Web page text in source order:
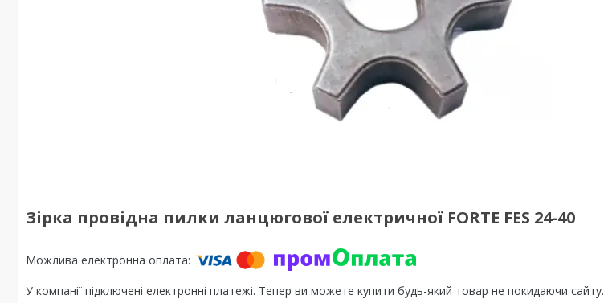
Зірка провідна пилки ланцюгової електричної FORTE FES 24-40
У компанії підключені електронні платежі. Тепер ви можете купити будь-який товар не покидаючи сайту.